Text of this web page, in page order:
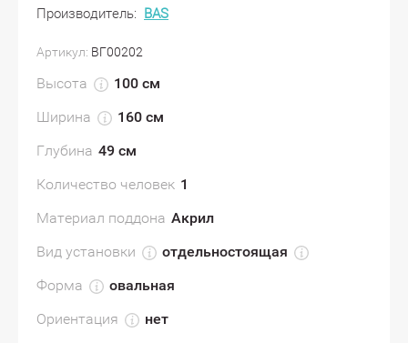
Производитель: BAS
Артикул: ВГ00202
Высота
100 см
Ширина
160 см
Глубина 49 см
Количество человек 1
Материал поддона Акрил
Вид установки
отдельностоящая
Форма
овальная
Ориентация
нет